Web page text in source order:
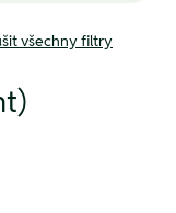
všechny filtry